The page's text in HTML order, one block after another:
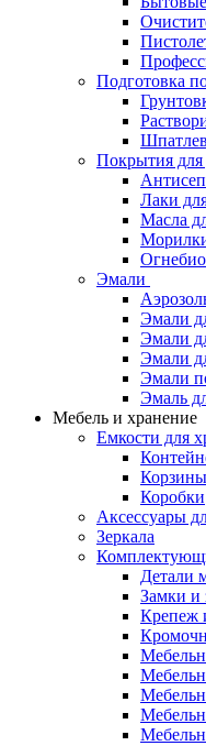
Подготовка
Покрытия для
Лаки
Масла
Эмали
Эмали
Эмали
Эмали
Эмали
Эмаль
Мебель и хранение
Емкости для
Коробки
Аксессуары
Зеркала
Детали
Замки и
Крепеж